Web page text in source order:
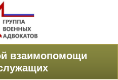
взаимопомощи